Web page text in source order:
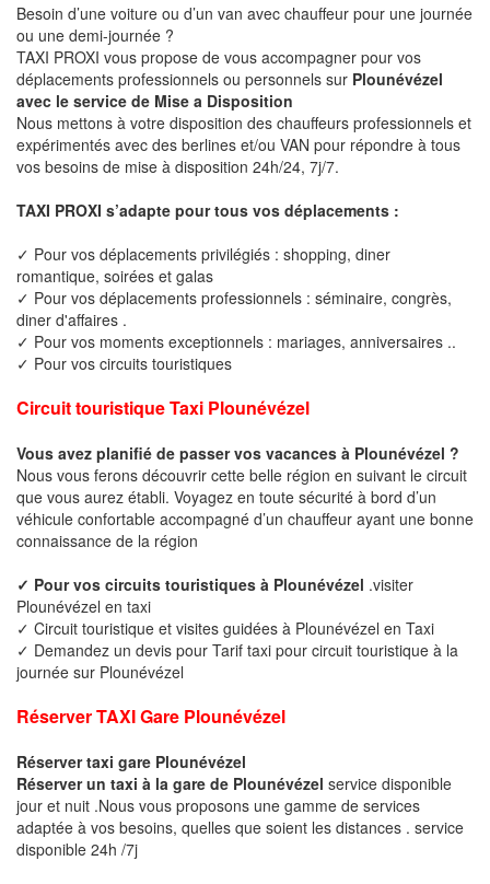
Besoin d’une voiture ou d’un van avec chauffeur pour une journée
ou une demi-journée ?
TAXI PROXI vous propose de vous accompagner pour vos
déplacements professionnels ou personnels sur Plounévézel
avec le service de Mise a Disposition
Nous mettons à votre disposition des chauffeurs professionnels et
expérimentés avec des berlines et/ou VAN pour répondre à tous
vos besoins de mise à disposition 24h/24, 7j/7.
TAXI PROXI s’adapte pour tous vos déplacements :
✓ Pour vos déplacements privilégiés : shopping, diner
romantique, soirées et galas
✓ Pour vos déplacements professionnels : séminaire, congrès,
diner d'affaires .
✓ Pour vos moments exceptionnels : mariages, anniversaires ..
✓ Pour vos circuits touristiques
Circuit touristique Taxi Plounévézel
Vous avez planifié de passer vos vacances à Plounévézel ?
Nous vous ferons découvrir cette belle région en suivant le circuit
que vous aurez établi. Voyagez en toute sécurité à bord d’un
véhicule confortable accompagné d’un chauffeur ayant une bonne
connaissance de la région
✓ Pour vos circuits touristiques à Plounévézel .visiter
Plounévézel en taxi
✓ Circuit touristique et visites guidées à Plounévézel en Taxi
✓ Demandez un devis pour Tarif taxi pour circuit touristique à la
journée sur Plounévézel
Réserver TAXI Gare Plounévézel
Réserver taxi gare Plounévézel
Réserver un taxi à la gare de Plounévézel service disponible
jour et nuit .Nous vous proposons une gamme de services
adaptée à vos besoins, quelles que soient les distances . service
disponible 24h /7j